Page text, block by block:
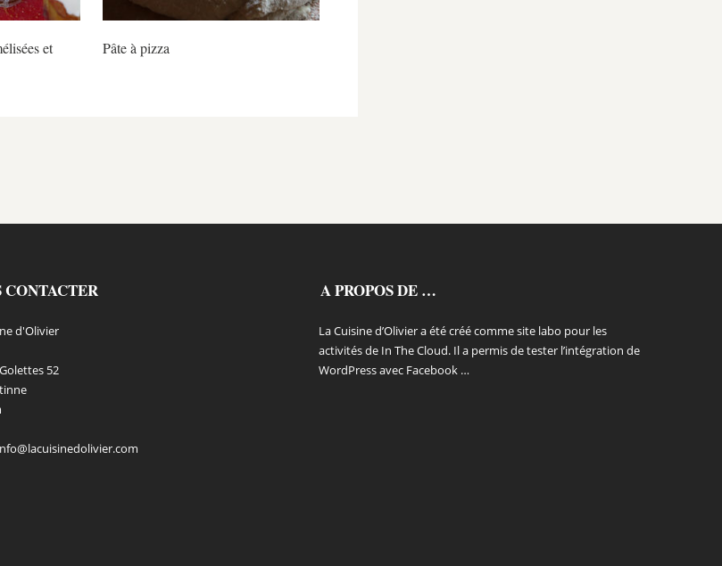
et
Pâte à pizza
CONTACTER
d'Olivier
52
A PROPOS DE …
La Cuisine d’Olivier a été créé comme site labo pour les
activités de In The Cloud. Il a permis de tester l’intégration de
WordPress avec Facebook …